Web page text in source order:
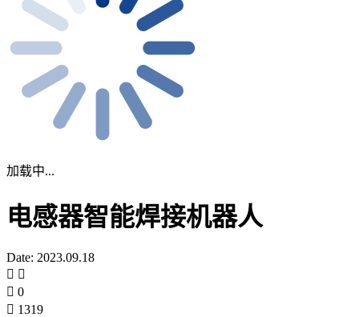
加载中...
电感器智能焊接机器人
Date: 2023.09.18
0
1319